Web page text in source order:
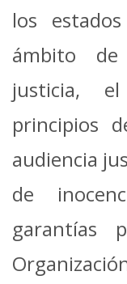
los
ámbito
justicia,
principios
audiencia
de
garantías